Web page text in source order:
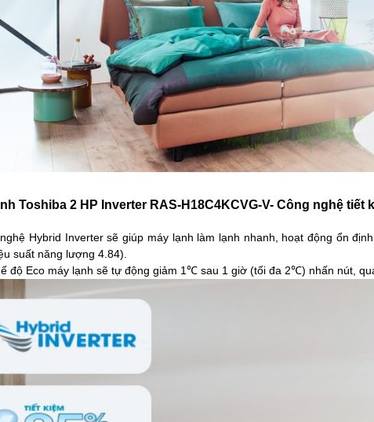
Toshiba 2 HP Inverter RAS-H18C4KCVG-V- Công nghệ tiết
Hybrid Inverter sẽ giúp máy lạnh làm lạnh nhanh, hoạt động ổn
suất năng lượng 4.84).
độ Eco máy lạnh sẽ tự động giảm 1℃ sau 1 giờ (tối đa 2℃) nhấn nút,